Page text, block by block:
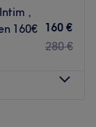
ist nur vier
,
160€ 160 €
280 €